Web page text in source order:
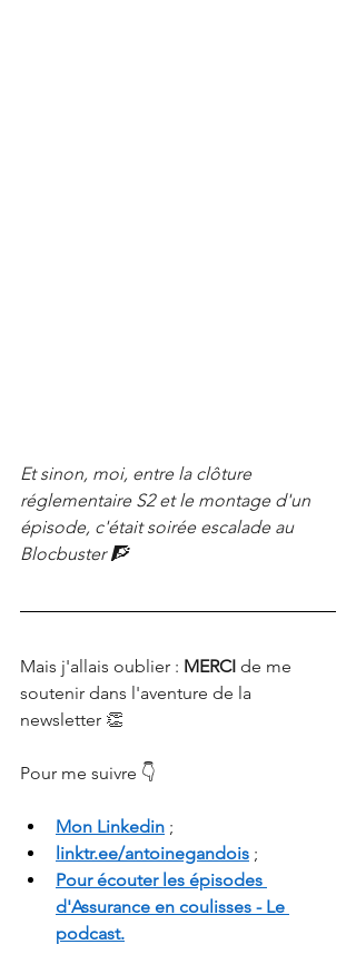
Et sinon, moi, entre la clôture
réglementaire S2 et le montage d'un
épisode, c'était soirée escalade au
Blocbuster 🧗
Mais j'allais oublier : MERCI de me
soutenir dans l'aventure de la
newsletter 👏
Pour me suivre 👇
Mon Linkedin ;
linktr.ee/antoinegandois ;
Pour écouter les épisodes
d'Assurance en coulisses - Le
podcast.